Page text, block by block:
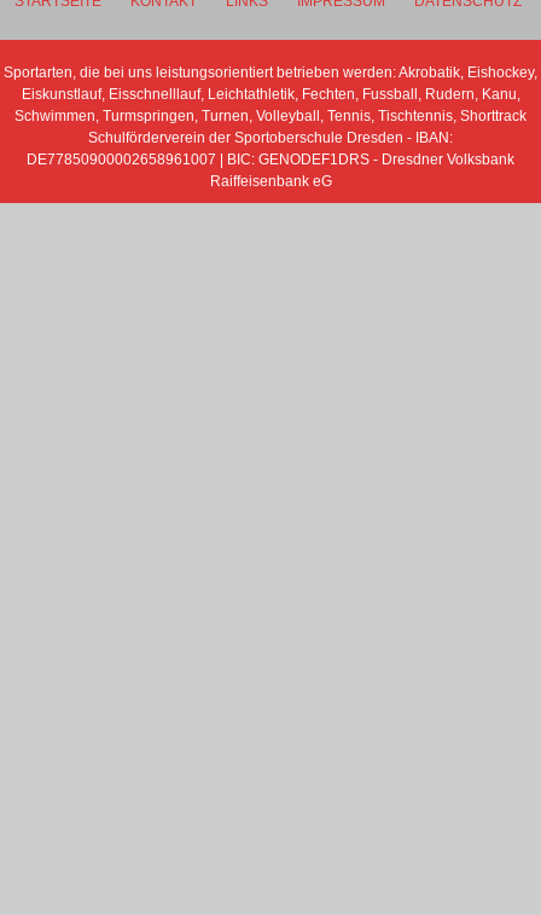
Sportarten, die bei uns leistungsorientiert betrieben werden: Akrobatik, Eishockey,
Eiskunstlauf, Eisschnelllauf, Leichtathletik, Fechten, Fussball, Rudern, Kanu,
Schwimmen, Turmspringen, Turnen, Volleyball, Tennis, Tischtennis, Shorttrack
Schulförderverein der Sportoberschule Dresden - IBAN:
DE77850900002658961007 | BIC: GENODEF1DRS - Dresdner Volksbank
Raiffeisenbank eG